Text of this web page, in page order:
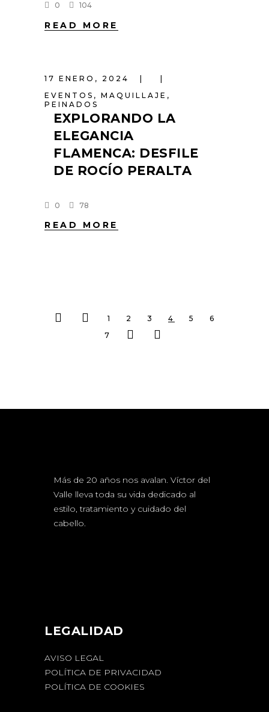
0 104
READ MORE
17 ENERO, 2024
EVENTOS , MAQUILLAJE ,
PEINADOS
EXPLORANDO LA
ELEGANCIA
FLAMENCA: DESFILE
DE ROCÍO PERALTA
0 78
READ MORE
1 2 3 4 5
6
7
Más de 20 años nos avalan. Víctor del
Valle lleva toda su vida dedicado al
estilo, tratamiento y cuidado del
cabello.
LEGALIDAD
AVISO LEGAL
POLÍTICA DE PRIVACIDAD
POLÍTICA DE COOKIES